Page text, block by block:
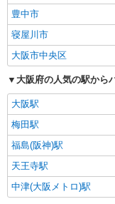
豊中市
寝屋川市
大阪市中央区
大阪府の人気の駅から
大阪駅
梅田駅
福島(阪神)駅
天王寺駅
中津(大阪メトロ)駅